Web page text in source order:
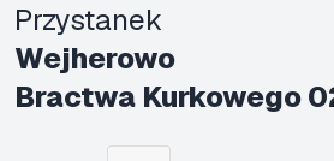
Przystanek
Wejherowo
Bractwa Kurkowego